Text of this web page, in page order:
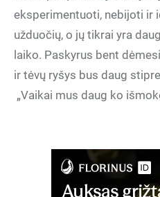
eksperimentuoti, nebijoti ir
užduočių, o jų tikrai yra
laiko. Paskyrus bent
ir tėvų ryšys bus daug
„Vaikai mus daug ko